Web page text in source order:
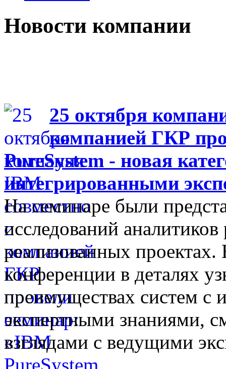
Новости компании
25 октября
компанией ГКР
PureSystem - новая
интегрированными
На семинаре были
исследований
реализованных
конференции в деталях
преимуществах систем с
экспертными знаниями,
взглядами с ведущими